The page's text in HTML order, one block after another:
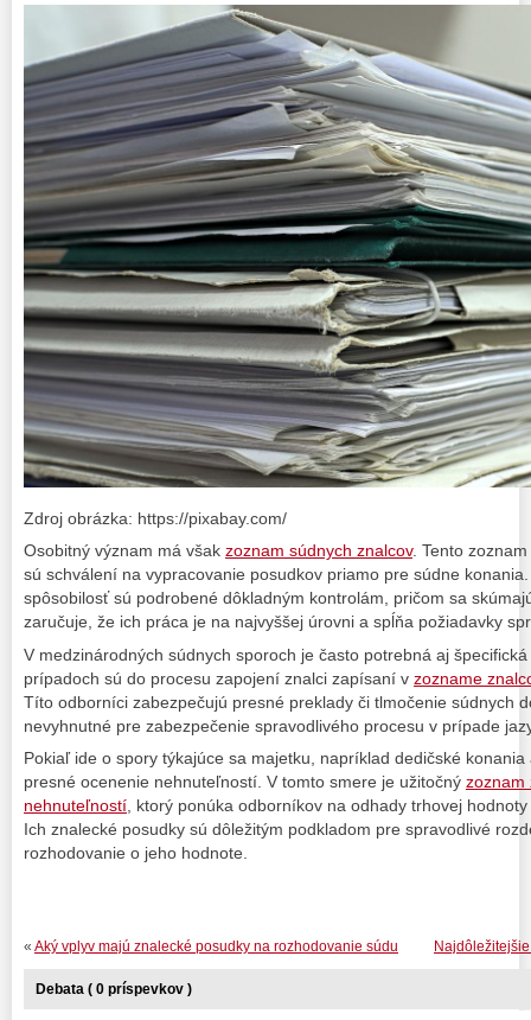
Zdroj obrázka: https://pixabay.com/
Osobitný význam má však zoznam súdnych znalcov. Tento
sú schválení na vypracovanie posudkov priamo pre súdne
spôsobilosť sú podrobené dôkladným kontrolám, pričom sa
zaručuje, že ich práca je na najvyššej úrovni a spĺňa požiadavky
V medzinárodných súdnych sporoch je často potrebná aj
prípadoch sú do procesu zapojení znalci zapísaní v zozname
Títo odborníci zabezpečujú presné preklady či tlmočenie súdnych
nevyhnutné pre zabezpečenie spravodlivého procesu v prípade
Pokiaľ ide o spory týkajúce sa majetku, napríklad dedičské
presné ocenenie nehnuteľností. V tomto smere je užitočný zoznam
nehnuteľností , ktorý ponúka odborníkov na odhady trhovej
Ich znalecké posudky sú dôležitým podkladom pre spravodlivé
rozhodovanie o jeho hodnote.
« Aký vplyv majú znalecké posudky na rozhodovanie súdu
Debata ( 0 príspevkov )